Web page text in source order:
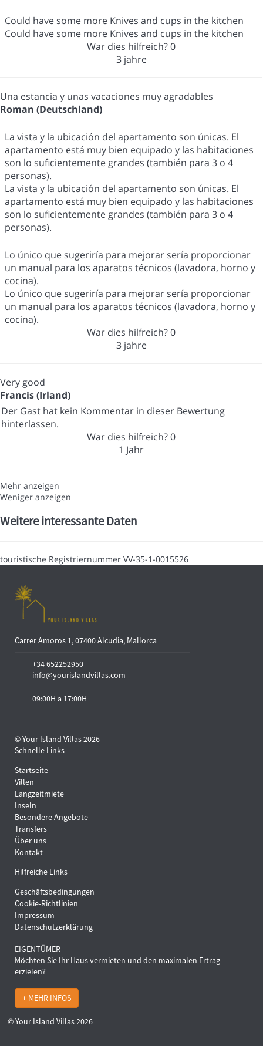
Could have some more Knives and cups in the kitchen
Could have some more Knives and cups in the kitchen
War dies hilfreich?0
3 jahre
Una estancia y unas vacaciones muy agradables
Roman (Deutschland)
La vista y la ubicación del apartamento son únicas. El
apartamento está muy bien equipado y las habitaciones
son lo suficientemente grandes (también para 3 o 4
personas).
La vista y la ubicación del apartamento son únicas. El
apartamento está muy bien equipado y las habitaciones
son lo suficientemente grandes (también para 3 o 4
personas).
Lo único que sugeriría para mejorar sería proporcionar
un manual para los aparatos técnicos (lavadora, horno y
cocina).
Lo único que sugeriría para mejorar sería proporcionar
un manual para los aparatos técnicos (lavadora, horno y
cocina).
War dies hilfreich?0
3 jahre
Very good
Francis (Irland)
Der Gast hat kein Kommentar in dieser Bewertung
hinterlassen.
War dies hilfreich?0
1 Jahr
Mehr anzeigen
Weniger anzeigen
Weitere interessante Daten
touristische Registriernummer VV-35-1-0015526
Carrer Amoros 1, 07400 Alcudia, Mallorca
+34 652252950
info@yourislandvillas.com
09:00H a 17:00H
© Your Island Villas 2026
Schnelle Links
Startseite
Villen
Langzeitmiete
Inseln
Besondere Angebote
Transfers
Über uns
Kontakt
Hilfreiche Links
Geschäftsbedingungen
Cookie-Richtlinien
Impressum
Datenschutzerklärung
EIGENTÜMER
Möchten Sie Ihr Haus vermieten und den maximalen Ertrag
erzielen?
+ MEHR INFOS
© Your Island Villas 2026